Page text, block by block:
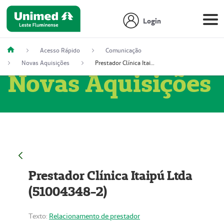
Login
Acesso Rápido
Comunicação
Novas Aquisições
Prestador Clínica Itaipú Ltda (51004348-2)
Novas Aquisições
Prestador Clínica Itaipú Ltda
(51004348-2)
Texto: Relacionamento de prestador